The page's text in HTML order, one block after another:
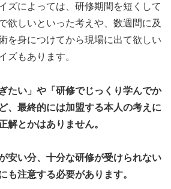
ズによっては、研修期間を短くして
欲しいといった考えや、数週間に及
を身につけてから現場に出て欲しい
ズもあります。
たい」や「研修でじっくり学んでか
、最終的には加盟する本人の考えに
解とかはありません。
安い分、十分な研修が受けられない
も注意する必要があります。